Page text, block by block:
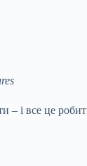
і все це